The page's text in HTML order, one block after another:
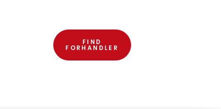
FIND
FORHANDLER